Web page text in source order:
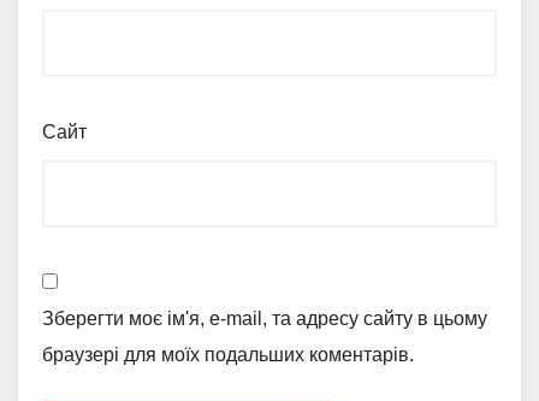
Сайт
Зберегти моє ім'я, e-mail, та адресу сайту в цьому
браузері для моїх подальших коментарів.